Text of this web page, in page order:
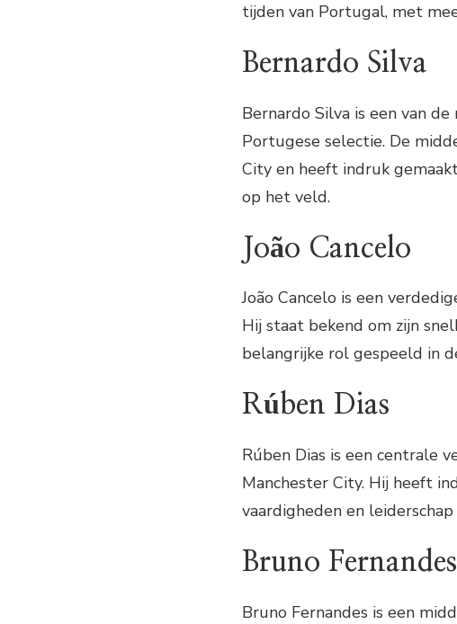
tijden van Portugal, met
Bernardo Silva
Bernardo Silva is een van
Portugese selectie. De
City en heeft indruk
op het veld.
João Cancelo
João Cancelo is een
Hij staat bekend om zijn
belangrijke rol gespeeld in
Rúben Dias
Rúben Dias is een centrale
Manchester City. Hij heeft
vaardigheden en
Bruno Fernandes
Bruno Fernandes is een